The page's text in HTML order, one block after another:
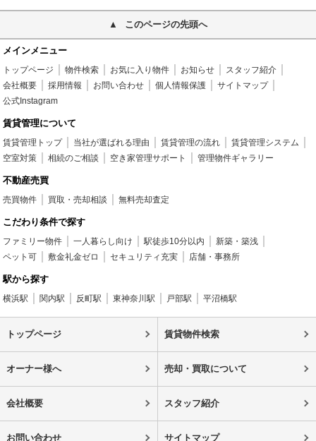
このページの先頭へ
メインメニュー
トップページ 物件検索 お気に入り物件 お知らせ
スタッフ紹介
会社概要
採用情報 お問い合わせ 個人情報保護
サイトマップ
公式Instagram
賃貸管理について
賃貸管理トップ 当社が選ばれる理由 賃貸管理の流れ
賃貸管理システム
空室対策
相続のご相談 空き家管理サポート 管理物件ギャラリー
不動産売買
売買物件 買取・売却相談 無料売却査定
こだわり条件で探す
ファミリー物件 一人暮らし向け 駅徒歩10分以内
新築・築浅
ペット可
敷金礼金ゼロ セキュリティ充実 店舗・事務所
駅から探す
横浜駅 関内駅 反町駅 東神奈川駅 戸部駅 平沼橋駅
トップページ 賃貸物件検索
オーナー様へ 売却・買取について
会社概要 スタッフ紹介
お問い合わせ サイトマップ